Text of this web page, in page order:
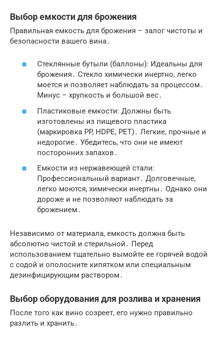
Выбор емкости для брожения
Правильная емкость для брожения – залог чистоты и
безопасности вашего вина․
Стеклянные бутыли (баллоны): Идеальны для
брожения․ Стекло химически инертно, легко
моется и позволяет наблюдать за процессом․
Минус – хрупкость и большой вес․
Пластиковые емкости: Должны быть
изготовлены из пищевого пластика
(маркировка PP, HDPE, PET)․ Легкие, прочные и
недорогие․ Убедитесь, что они не имеют
посторонних запахов․
Емкости из нержавеющей стали:
Профессиональный вариант․ Долговечные,
легко моются, химически инертны․ Однако они
дороже и не позволяют наблюдать за
брожением․
Независимо от материала, емкость должна быть
абсолютно чистой и стерильной․ Перед
использованием тщательно вымойте ее горячей водой
с содой и ополосните кипятком или специальным
дезинфицирующим раствором․
Выбор оборудования для розлива и хранения
После того как вино созреет, его нужно правильно
разлить и хранить․